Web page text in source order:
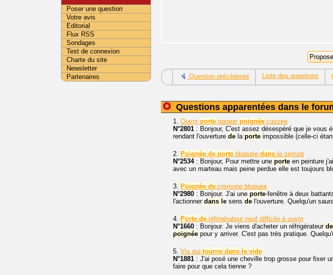
Question précédente Liste des questions
Questions apparentées dans le
1. Ouvrir porte garage poignée cassée
N°2801 : Bonjour, C'est assez désespéré que je vous
rendant l'ouverture de la porte impossible (celle-ci
2. Poignée de porte bloquée dans la serrure
N°2534: Bonjour, Pour mettre une porte en peinture
avec un marteau mais peine perdue elle est toujours
3. Poignée de crémone bloquée
N°2980 : Bonjour. J'ai une porte-fenêtre à deux
l'actionner dans le sens de l'ouverture. Quelqu'un
4. Porte de réfrigérateur neuf difficile à ouvrir
N°1660 : Bonjour. Je viens d'acheter un réfrigérateur de
poignée pour y arriver. C'est pas très pratique.
5. Vis qui tourne dans le vide
N°1881 : J'ai posé une cheville trop grosse pour fixer
faire pour que cela tienne ?
Poser une question
Votre avis
Editorial
Flux RSS
Sondages
Test de connexion
Charte du site
Newsletter
Partenaires